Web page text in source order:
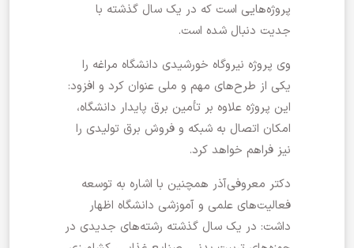
پروژه‌هایی است که در یک سال گذشته با
جدیت دنبال شده است.
وی پروژه نیروگاه خورشیدی دانشگاه مراغه را
یکی از طرح‌های مهم و ملی عنوان کرد و افزود:
این پروژه علاوه بر تأمین برق پایدار دانشگاه،
امکان اتصال به شبکه و فروش برق تولیدی را
نیز فراهم خواهد کرد.
دکتر معروفی‌آذر همچنین با اشاره به توسعه
فعالیت‌های علمی و آموزشی دانشگاه اظهار
داشت: در یک سال گذشته رشته‌های جدیدی در